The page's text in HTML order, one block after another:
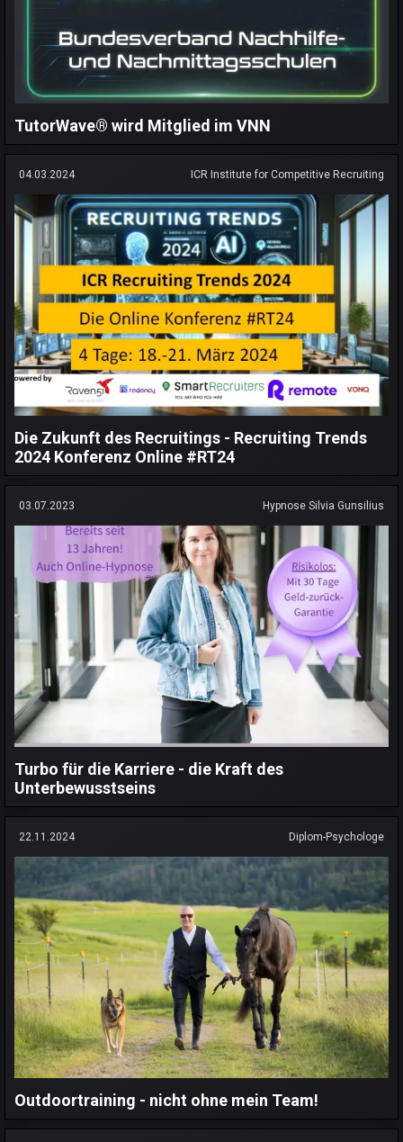
TutorWave® wird Mitglied im VNN
04.03.2024 ICR Institute for Competitive Recruiting
Die Zukunft des Recruitings - Recruiting Trends
2024 Konferenz Online #RT24
03.07.2023 Hypnose Silvia Gunsilius
Turbo für die Karriere - die Kraft des
Unterbewusstseins
22.11.2024 Diplom-Psychologe
Outdoortraining - nicht ohne mein Team!